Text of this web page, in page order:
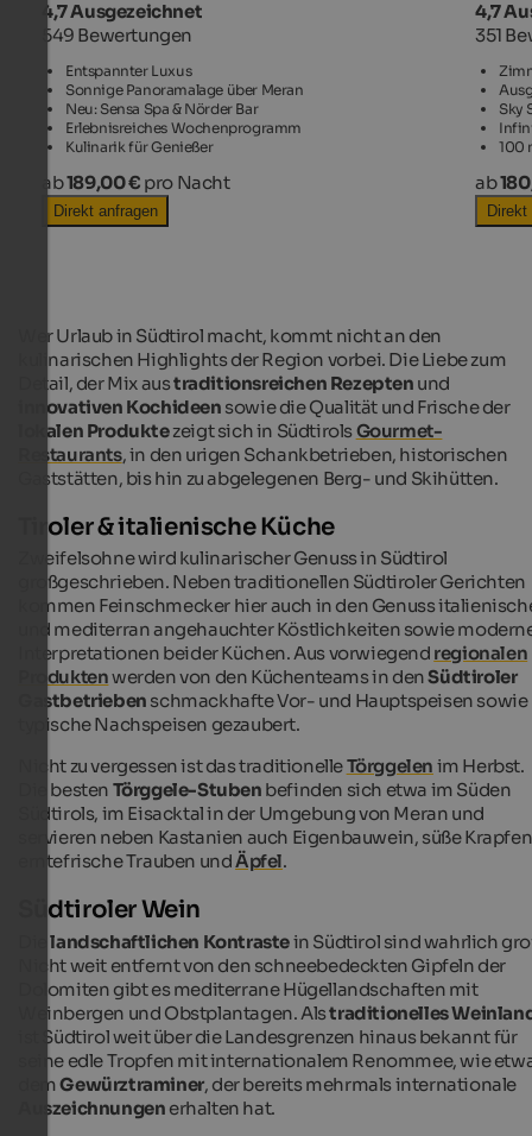
4,7 Ausgezeichnet
549 Bewertungen
Entspannter Luxus
Sonnige Panoramalage über Meran
Neu: Sensa Spa & Nörder Bar
Erlebnisreiches Wochenprogramm
Kulinarik für Genießer
ab189,00 € pro Nacht
Direkt anfragen
4,7
351
Sky
100
ab
Direkt
Wer Urlaub in Südtirol macht, kommt nicht an den
kulinarischen Highlights der Region vorbei. Die Liebe zum
Detail, der Mix austraditionsreichen Rezepten und
innovativen Kochideen sowie die Qualität und Frische der
lokalen Produktezeigt sich in SüdtirolsGourmet-
Restaurants, in den urigen Schankbetrieben, historischen
Gaststätten, bis hin zu abgelegenen Berg- und Skihütten.
Tiroler & italienische Küche
Zweifelsohne wird kulinarischer Genuss in Südtirol
großgeschrieben. Neben traditionellen Südtiroler Gerichten
kommen Feinschmecker hier auch in den Genuss
und mediterran angehauchter Köstlichkeiten sowie
Interpretationen beider Küchen. Aus vorwiegend regionalen
Produktenwerden von den Küchenteams in denSüdtiroler
Gastbetrieben schmackhafte Vor- und Hauptspeisen sowie
typische Nachspeisen gezaubert.
Nicht zu vergessen ist das traditionelleTörggelen im Herbst.
Die besten Törggele-Stuben befinden sich etwa im Süden
Südtirols, im Eisacktal in der Umgebung von Meran und
servieren neben Kastanien auch Eigenbauwein, süße
erntefrische Trauben undÄpfel.
Südtiroler Wein
Dielandschaftlichen Kontrastein Südtirol sind wahrlich
Nicht weit entfernt von den schneebedeckten Gipfeln der
Dolomiten gibt es mediterrane Hügellandschaften mit
Weinbergen und Obstplantagen. Alstraditionelles
ist Südtirol weit über die Landesgrenzen hinaus bekannt für
seine edle Tropfen mit internationalem Renommee, wie
demGewürztraminer, der bereits mehrmals internationale
Auszeichnungen erhalten hat.